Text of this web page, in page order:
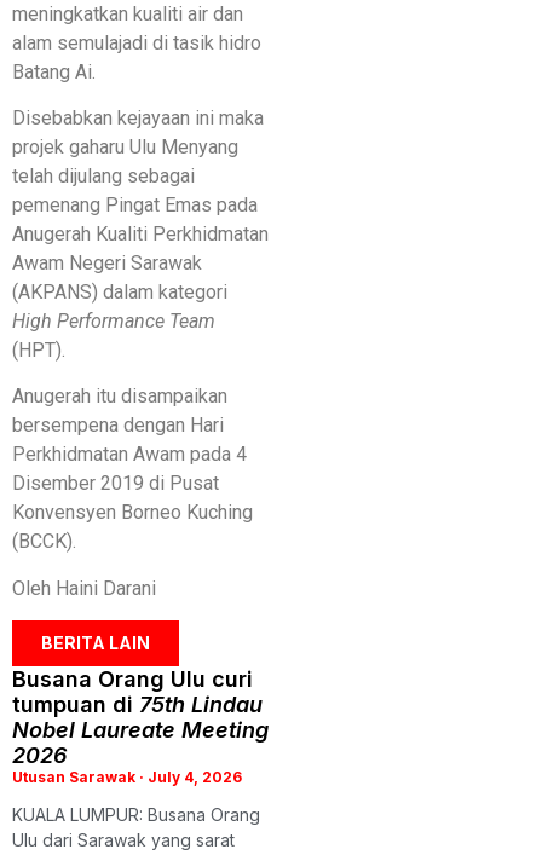
meningkatkan kualiti air dan
alam semulajadi di tasik hidro
Batang Ai.
Disebabkan kejayaan ini maka
projek gaharu Ulu Menyang
telah dijulang sebagai
pemenang Pingat Emas pada
Anugerah Kualiti Perkhidmatan
Awam Negeri Sarawak
(AKPANS) dalam kategori
High Performance Team
(HPT).
Anugerah itu disampaikan
bersempena dengan Hari
Perkhidmatan Awam pada 4
Disember 2019 di Pusat
Konvensyen Borneo Kuching
(BCCK).
Oleh Haini Darani
BERITA LAIN
Busana Orang Ulu curi
tumpuan di 75th Lindau
Nobel Laureate Meeting
2026
Utusan Sarawak July 4, 2026
KUALA LUMPUR: Busana Orang
Ulu dari Sarawak yang sarat